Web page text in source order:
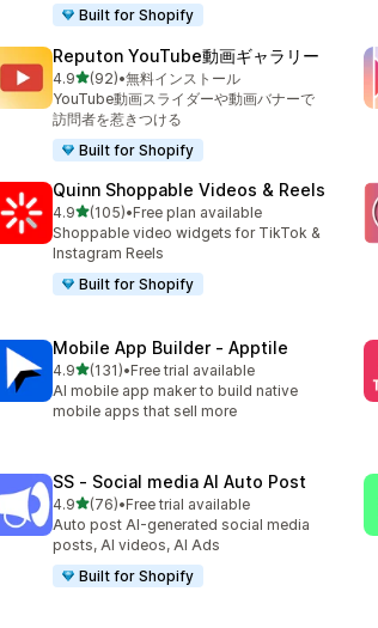
Built for Shopify
Reputon YouTube動画ギャラリー
4.95つ星中
(92)
合計レビュー数：92件
•無料インストール
YouTube動画スライダーや動画バナーで
訪問者を惹きつける
Built for Shopify
Quinn Shoppable Videos & Reels
4.95つ星中
(105)
合計レビュー数：105件
•Free plan available
Shoppable video widgets for TikTok &
Instagram Reels
Built for Shopify
Mobile App Builder ‑ Apptile
4.95つ星中
(131)
合計レビュー数：131件
•Free trial available
AI mobile app maker to build native
mobile apps that sell more
SS ‑ Social media AI Auto Post
4.95つ星中
(76)
合計レビュー数：76件
•Free trial available
Auto post AI-generated social media
posts, AI videos, AI Ads
Built for Shopify